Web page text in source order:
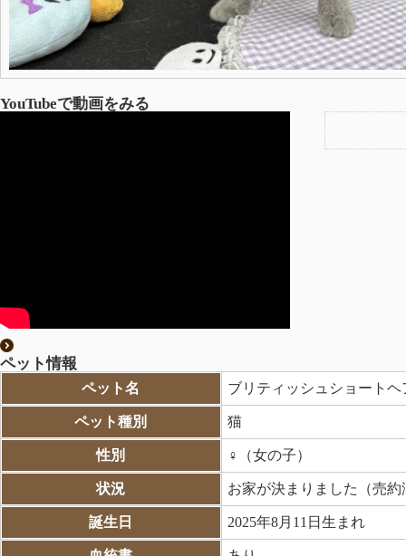
YouTubeで動画をみる
ペット情報
ペット名 ブリティッシュショートヘ
ペット種別 猫
性別 ♀（女の子）
状況 お家が決まりました（売約
誕生日 2025年8月11日生まれ